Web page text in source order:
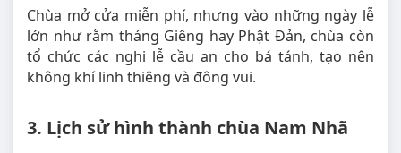
Chùa mở cửa miễn phí, nhưng vào những ngày lễ
lớn như rằm tháng Giêng hay Phật Đản, chùa còn
tổ chức các nghi lễ cầu an cho bá tánh, tạo nên
không khí linh thiêng và đông vui.
3. Lịch sử hình thành chùa Nam Nhã